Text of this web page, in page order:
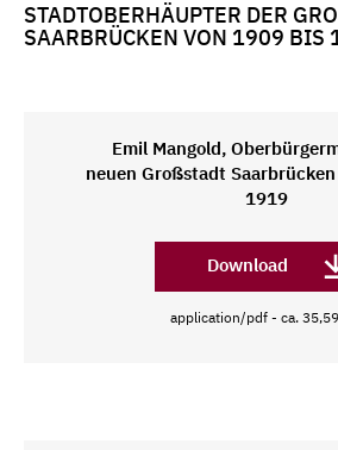
STADTOBERHÄUPTER DER
AARBRÜCKEN VON 1909 BIS
Emil Mangold,
neuen Großstadt
1919
Download
application/pdf - ca.